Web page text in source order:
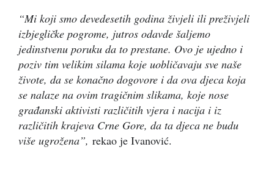
“Mi koji smo devedesetih godina živjeli ili preživjeli
izbjegličke pogrome, jutros odavde šaljemo
jedinstvenu poruku da to prestane. Ovo je ujedno i
poziv tim velikim silama koje uobličavaju sve naše
živote, da se konačno dogovore i da ova djeca koja
se nalaze na ovim tragičnim slikama, koje nose
građanski aktivisti različitih vjera i nacija i iz
različitih krajeva Crne Gore, da ta djeca ne budu
više ugrožena”, rekao je Ivanović.